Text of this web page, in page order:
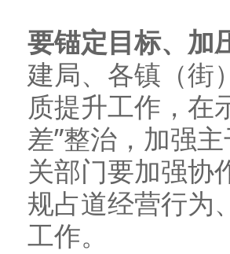
要锚定目标、加
建局、各镇（街
质提升工作，在
差”整治，加强
关部门要加强协
规占道经营行为
工作。